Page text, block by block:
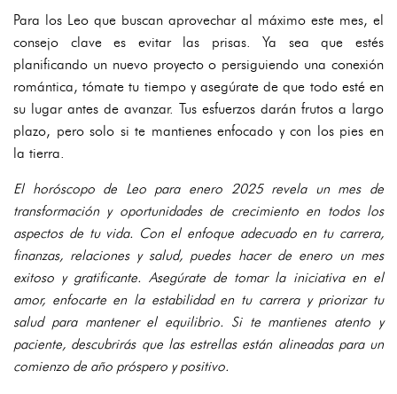
Para los Leo que buscan aprovechar al máximo este mes, el
consejo clave es evitar las prisas. Ya sea que estés
planificando un nuevo proyecto o persiguiendo una conexión
romántica, tómate tu tiempo y asegúrate de que todo esté en
su lugar antes de avanzar. Tus esfuerzos darán frutos a largo
plazo, pero solo si te mantienes enfocado y con los pies en
la tierra.
El horóscopo de Leo para enero 2025 revela un mes de
transformación y oportunidades de crecimiento en todos los
aspectos de tu vida. Con el enfoque adecuado en tu carrera,
finanzas, relaciones y salud, puedes hacer de enero un mes
exitoso y gratificante. Asegúrate de tomar la iniciativa en el
amor, enfocarte en la estabilidad en tu carrera y priorizar tu
salud para mantener el equilibrio. Si te mantienes atento y
paciente, descubrirás que las estrellas están alineadas para un
comienzo de año próspero y positivo.